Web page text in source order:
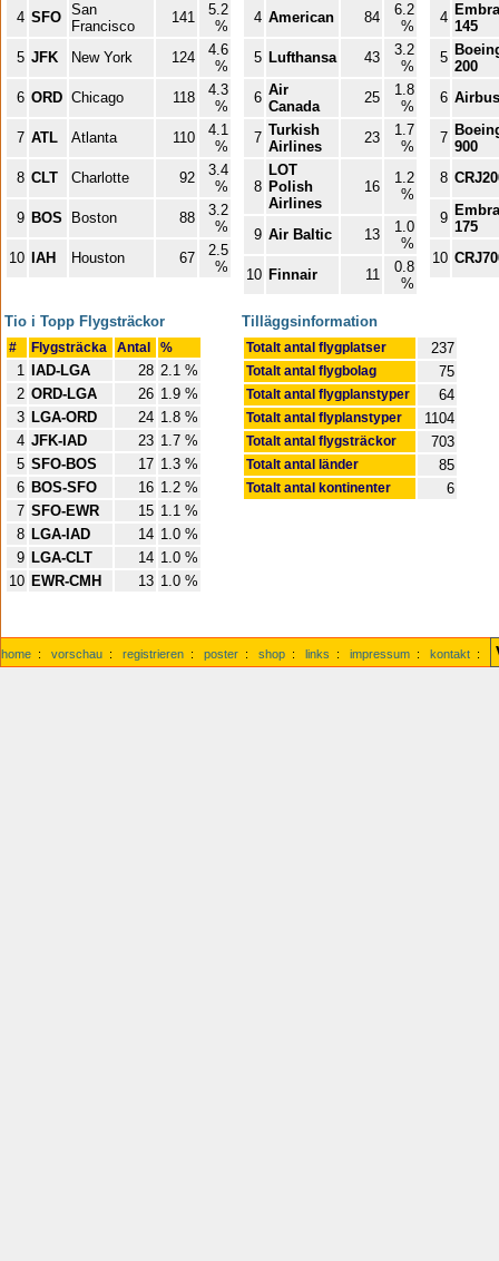
4 SFO San
Francisco
141
5.2
%
5 JFK New York 124
4.6
%
6 ORD Chicago 118
4.3
%
7 ATL Atlanta 110
4.1
%
8 CLT Charlotte 92
3.4
%
9 BOS Boston 88
3.2
%
10
IAH Houston 67
2.5
%
4 American 84
6.2
%
5 Lufthansa 43
3.2
%
6 Air
Canada
25
1.8
%
7 Turkish
Airlines
23
1.7
%
8
LOT
Polish
Airlines
16
1.2
%
9 Air Baltic 13
1.0
%
10 Finnair 11
0.8
%
4
145
5
200
6
7
900
8
9
175
10
Tio i Topp Flygsträckor
# Flygsträcka Antal %
1 IAD-LGA 28 2.1 %
2 ORD-LGA 26 1.9 %
3 LGA-ORD 24 1.8 %
4 JFK-IAD 23 1.7 %
5 SFO-BOS 17 1.3 %
6 BOS-SFO 16 1.2 %
7 SFO-EWR 15 1.1 %
8 LGA-IAD 14 1.0 %
9 LGA-CLT 14 1.0 %
10 EWR-CMH 13 1.0 %
Tilläggsinformation
Totalt antal flygplatser 237
Totalt antal flygbolag 75
Totalt antal flygplanstyper 64
Totalt antal flyplanstyper 1104
Totalt antal flygsträckor 703
Totalt antal länder 85
Totalt antal kontinenter 6
home : vorschau : registrieren : poster : shop : links : impressum : kontakt :